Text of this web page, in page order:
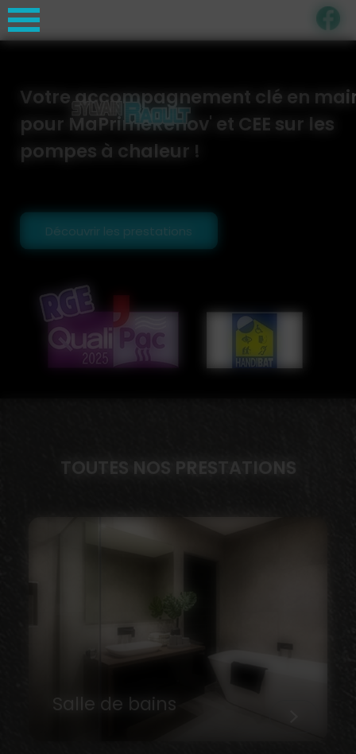
Panneau de gestion des cookies
Votre accompagnement clé en
pour MaPrimeRénov' et CEE sur les
pompes à chaleur !
Découvrir les prestations
TOUTES NOS PRESTATIONS
Salle de bains